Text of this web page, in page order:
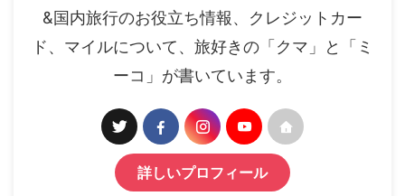
&国内旅行のお役立ち情報、クレジットカー
ド、マイルについて、旅好きの「クマ」と「ミ
ーコ」が書いています。
詳しいプロフィール